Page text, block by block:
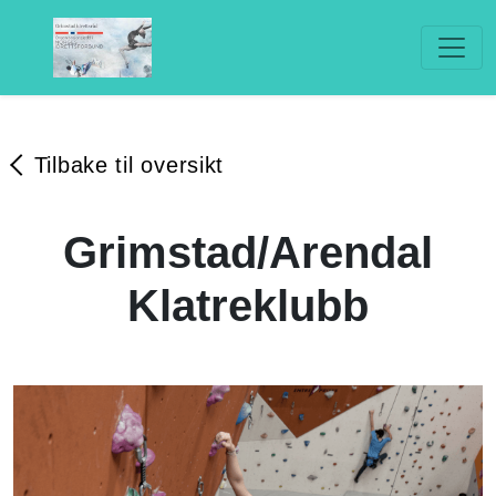
Tilbake til oversikt
Grimstad/Arendal
Klatreklubb